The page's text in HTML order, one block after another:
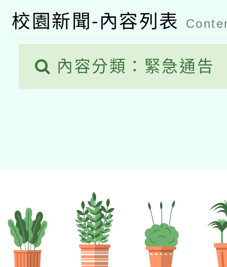
動」
開 智慧啟航」
校園新聞-內容列表
內容分類：緊急通告